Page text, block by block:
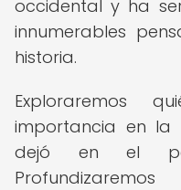
occidental y ha
innumerables
historia.
Exploraremos
importancia en
dejó en el